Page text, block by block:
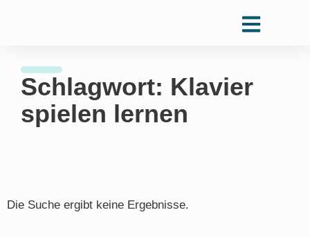
Schlagwort: Klavier
spielen lernen
Die Suche ergibt keine Ergebnisse.